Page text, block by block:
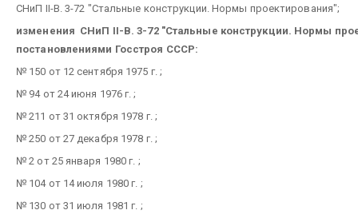
СНиП II-В. 3-72 "Стальные конструкции. Нормы проектирования";
изменения СНиП II-В. 3-72 "Стальные конструкции. Нормы
постановлениями Госстроя СССР:
№ 150 от 12 сентября 1975 г. ;
№ 94 от 24 июня 1976 г. ;
№ 211 от 31 октября 1978 г. ;
№ 250 от 27 декабря 1978 г. ;
№ 2 от 25 января 1980 г. ;
№ 104 от 14 июля 1980 г. ;
№ 130 от 31 июля 1981 г. ;